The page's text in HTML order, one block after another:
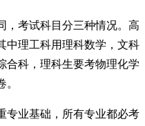
，考试科目分三种情况。高
中理工科用理科数学，文科
合科，理科生要考物理化学
专业基础，所有专业都必考